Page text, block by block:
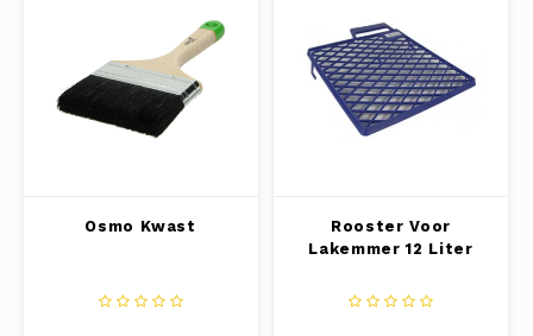
Osmo Kwast
Rooster Voor
Lakemmer 12 Liter